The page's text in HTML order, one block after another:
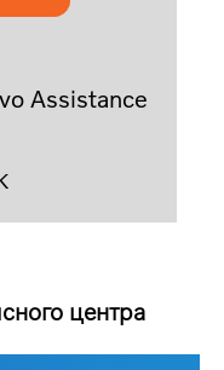
Assistance
центра